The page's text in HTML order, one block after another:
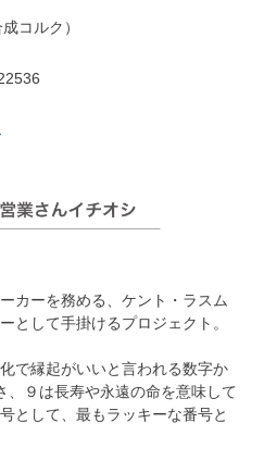
コルク）
カーを務める、ケント・ラスム
として手掛けるプロジェクト。
で縁起がいいと言われる数字か
、９は長寿や永遠の命を意味して
として、最もラッキーな番号と